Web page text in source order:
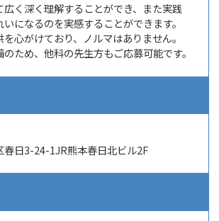
く深く理解することができ、また実践
になるのを実感することができます。
心がけており、ノルマはありません。
ため、他科の先生方もご応募可能です。
春日3-24-1JR熊本春日北ビル2F